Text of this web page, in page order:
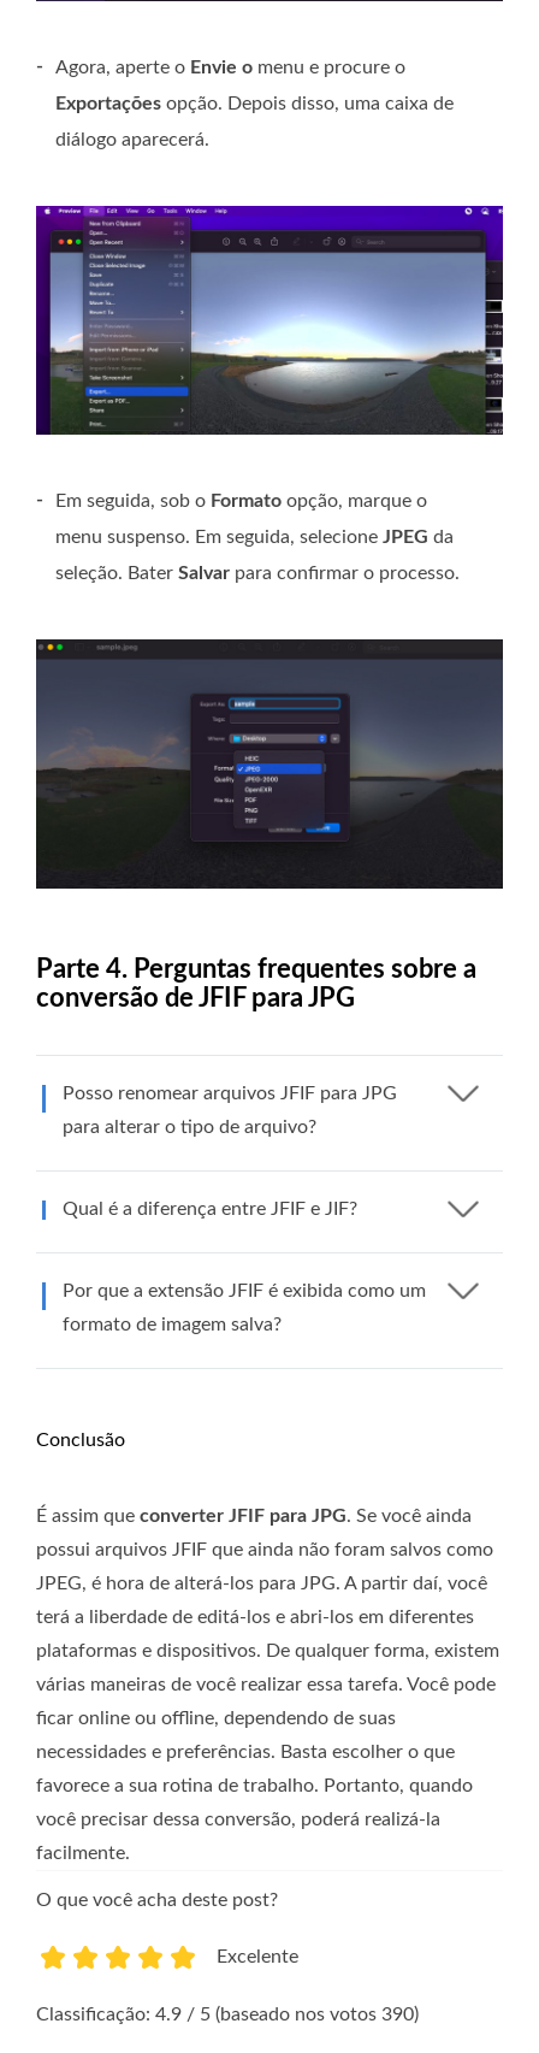
- Agora, aperte o Envie o menu e procure o
Exportações opção. Depois disso, uma caixa de
diálogo aparecerá.
- Em seguida, sob o Formato opção, marque o
menu suspenso. Em seguida, selecione JPEG da
seleção. Bater Salvar para confirmar o processo.
Parte 4. Perguntas frequentes sobre a
conversão de JFIF para JPG
Posso renomear arquivos JFIF para JPG
para alterar o tipo de arquivo?
Qual é a diferença entre JFIF e JIF?
Por que a extensão JFIF é exibida como um
formato de imagem salva?
Conclusão
É assim que converter JFIF para JPG. Se você ainda
possui arquivos JFIF que ainda não foram salvos como
JPEG, é hora de alterá-los para JPG. A partir daí, você
terá a liberdade de editá-los e abri-los em diferentes
plataformas e dispositivos. De qualquer forma, existem
várias maneiras de você realizar essa tarefa. Você pode
ficar online ou offline, dependendo de suas
necessidades e preferências. Basta escolher o que
favorece a sua rotina de trabalho. Portanto, quando
você precisar dessa conversão, poderá realizá-la
facilmente.
O que você acha deste post?
Excelente
Classificação: 4.9 / 5 (baseado nos votos 390)